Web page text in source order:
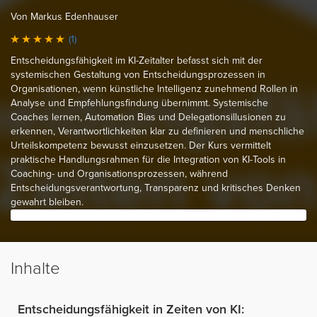
Von Markus Edenhauser
(1)
Entscheidungsfähigkeit im KI-Zeitalter befasst sich mit der
systemischen Gestaltung von Entscheidungsprozessen in
Organisationen, wenn künstliche Intelligenz zunehmend Rollen in
Analyse und Empfehlungsfindung übernimmt. Systemische
Coaches lernen, Automation Bias und Delegationsillusionen zu
erkennen, Verantwortlichkeiten klar zu definieren und menschliche
Urteilskompetenz bewusst einzusetzen. Der Kurs vermittelt
praktische Handlungsrahmen für die Integration von KI-Tools in
Coaching- und Organisationsprozessen, während
Entscheidungsverantwortung, Transparenz und kritisches Denken
gewahrt bleiben.
Inhalte
Entscheidungsfähigkeit in Zeiten von KI: